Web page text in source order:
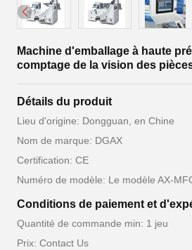
Machine d'emballage à haute
comptage de la vision des
Détails du produit
Lieu d'origine: Dongguan, en Chine
Nom de marque: DGAX
Certification: CE
Numéro de modèle: Le modèle AX-
Conditions de paiement et
Quantité de commande min: 1 jeu
Prix: Contact Us